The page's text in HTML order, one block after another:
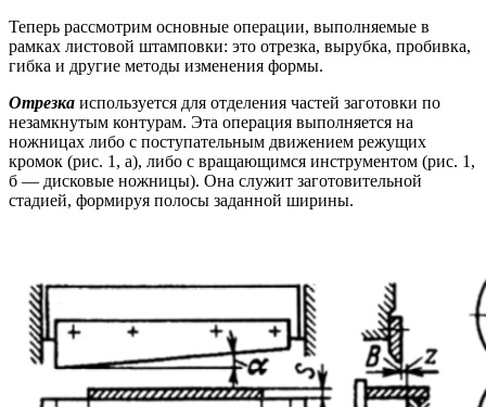
Теперь рассмотрим основные операции, выполняемые в
рамках листовой штамповки: это отрезка, вырубка, пробивка,
гибка и другие методы изменения формы.
Отрезка используется для отделения частей заготовки по
незамкнутым контурам. Эта операция выполняется на
ножницах либо с поступательным движением режущих
кромок (рис. 1, а), либо с вращающимся инструментом (рис. 1,
б — дисковые ножницы). Она служит заготовительной
стадией, формируя полосы заданной ширины.